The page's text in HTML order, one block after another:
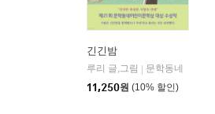
긴긴밤
루리 글,그림
문학동네
11,250원 (10% 할인)